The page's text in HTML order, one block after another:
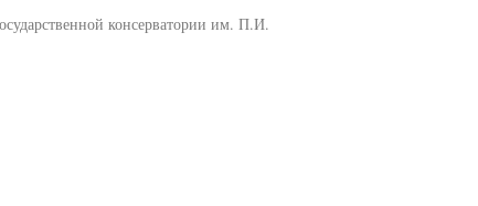
консерватории им. П.И.